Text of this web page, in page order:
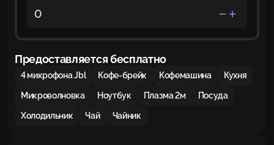
Предоставляется бесплатно
4 микрофона Jbl Кофе-брейк Кофемашина Кухня
Микроволновка Ноутбук Плазма 2м Посуда
Холодильник Чай Чайник